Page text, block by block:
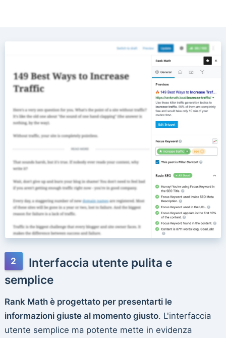
Interfaccia utente pulita e
semplice
Rank Math è progettato per presentarti le
informazioni giuste al momento giusto. L'interfaccia
utente semplice ma potente mette in evidenza